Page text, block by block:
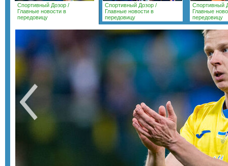
Спортивный Дозор /
Главные новости в
передовицу
Спортивный Дозор /
Главные новости в
передовицу
Спортивный
Главные
передовицу